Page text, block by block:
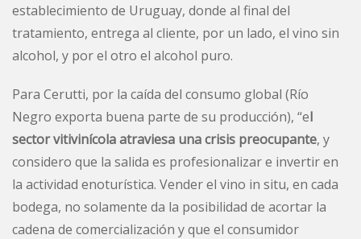
establecimiento de Uruguay, donde al final del
tratamiento, entrega al cliente, por un lado, el vino sin
alcohol, y por el otro el alcohol puro.
Para Cerutti, por la caída del consumo global (Río
Negro exporta buena parte de su producción), “el
sector vitivinícola atraviesa una crisis preocupante, y
considero que la salida es profesionalizar e invertir en
la actividad enoturística. Vender el vino in situ, en cada
bodega, no solamente da la posibilidad de acortar la
cadena de comercialización y que el consumidor